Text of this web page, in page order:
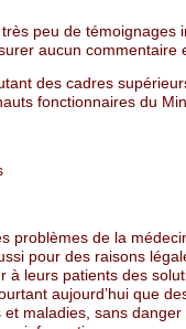
peu de témoignages
aucun commentaire
des cadres
fonctionnaires du
problèmes de la
pour des raisons
à leurs patients des
aujourd’hui que
et maladies, sans